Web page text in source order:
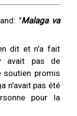
"Malaga va
dit et n'a fait
avait pas de
soutien promis
n'avait pas été
pour la